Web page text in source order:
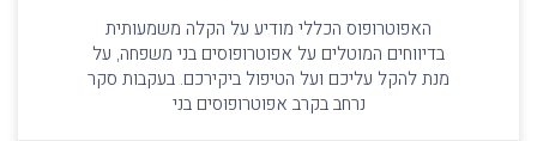
האפוטרופוס הכללי מודיע על הקלה משמעותית
בדיווחים המוטלים על אפוטרופוסים בני משפחה, על
מנת להקל עליכם ועל הטיפול ביקירכם. בעקבות סקר
נרחב בקרב אפוטרופוסים בני